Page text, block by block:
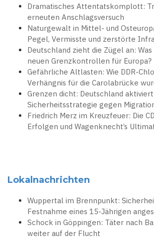
Dramatisches Attentatskomplott:
erneuten Anschlagsversuch
Naturgewalt in Mittel- und
Pegel, Vermisste und zerstörte
Deutschland zieht die Zügel an:
neuen Grenzkontrollen für Europa?
Gefährliche Altlasten: Wie DDR-
Verhängnis für die Carolabrücke
Grenzen dicht: Deutschland
Sicherheitsstrategie gegen
Friedrich Merz im Kreuzfeuer: Die
Erfolgen und Wagenknecht’s
Lokalnachrichten
Wuppertal im Brennpunkt:
Festnahme eines 15-Jährigen
Schock in Göppingen: Täter nach
weiter auf der Flucht